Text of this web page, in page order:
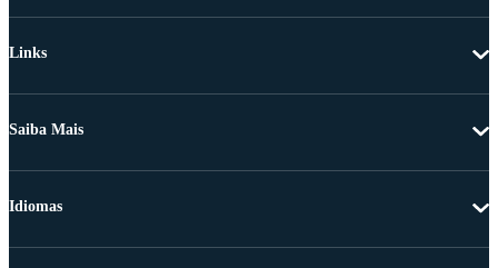
Links
Saiba Mais
Idiomas